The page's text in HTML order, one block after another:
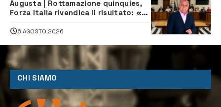
Augusta | Rottamazione quinquies,
Forza Italia rivendica il risultato: «La
6 AGOSTO 2026
CHI SIAMO